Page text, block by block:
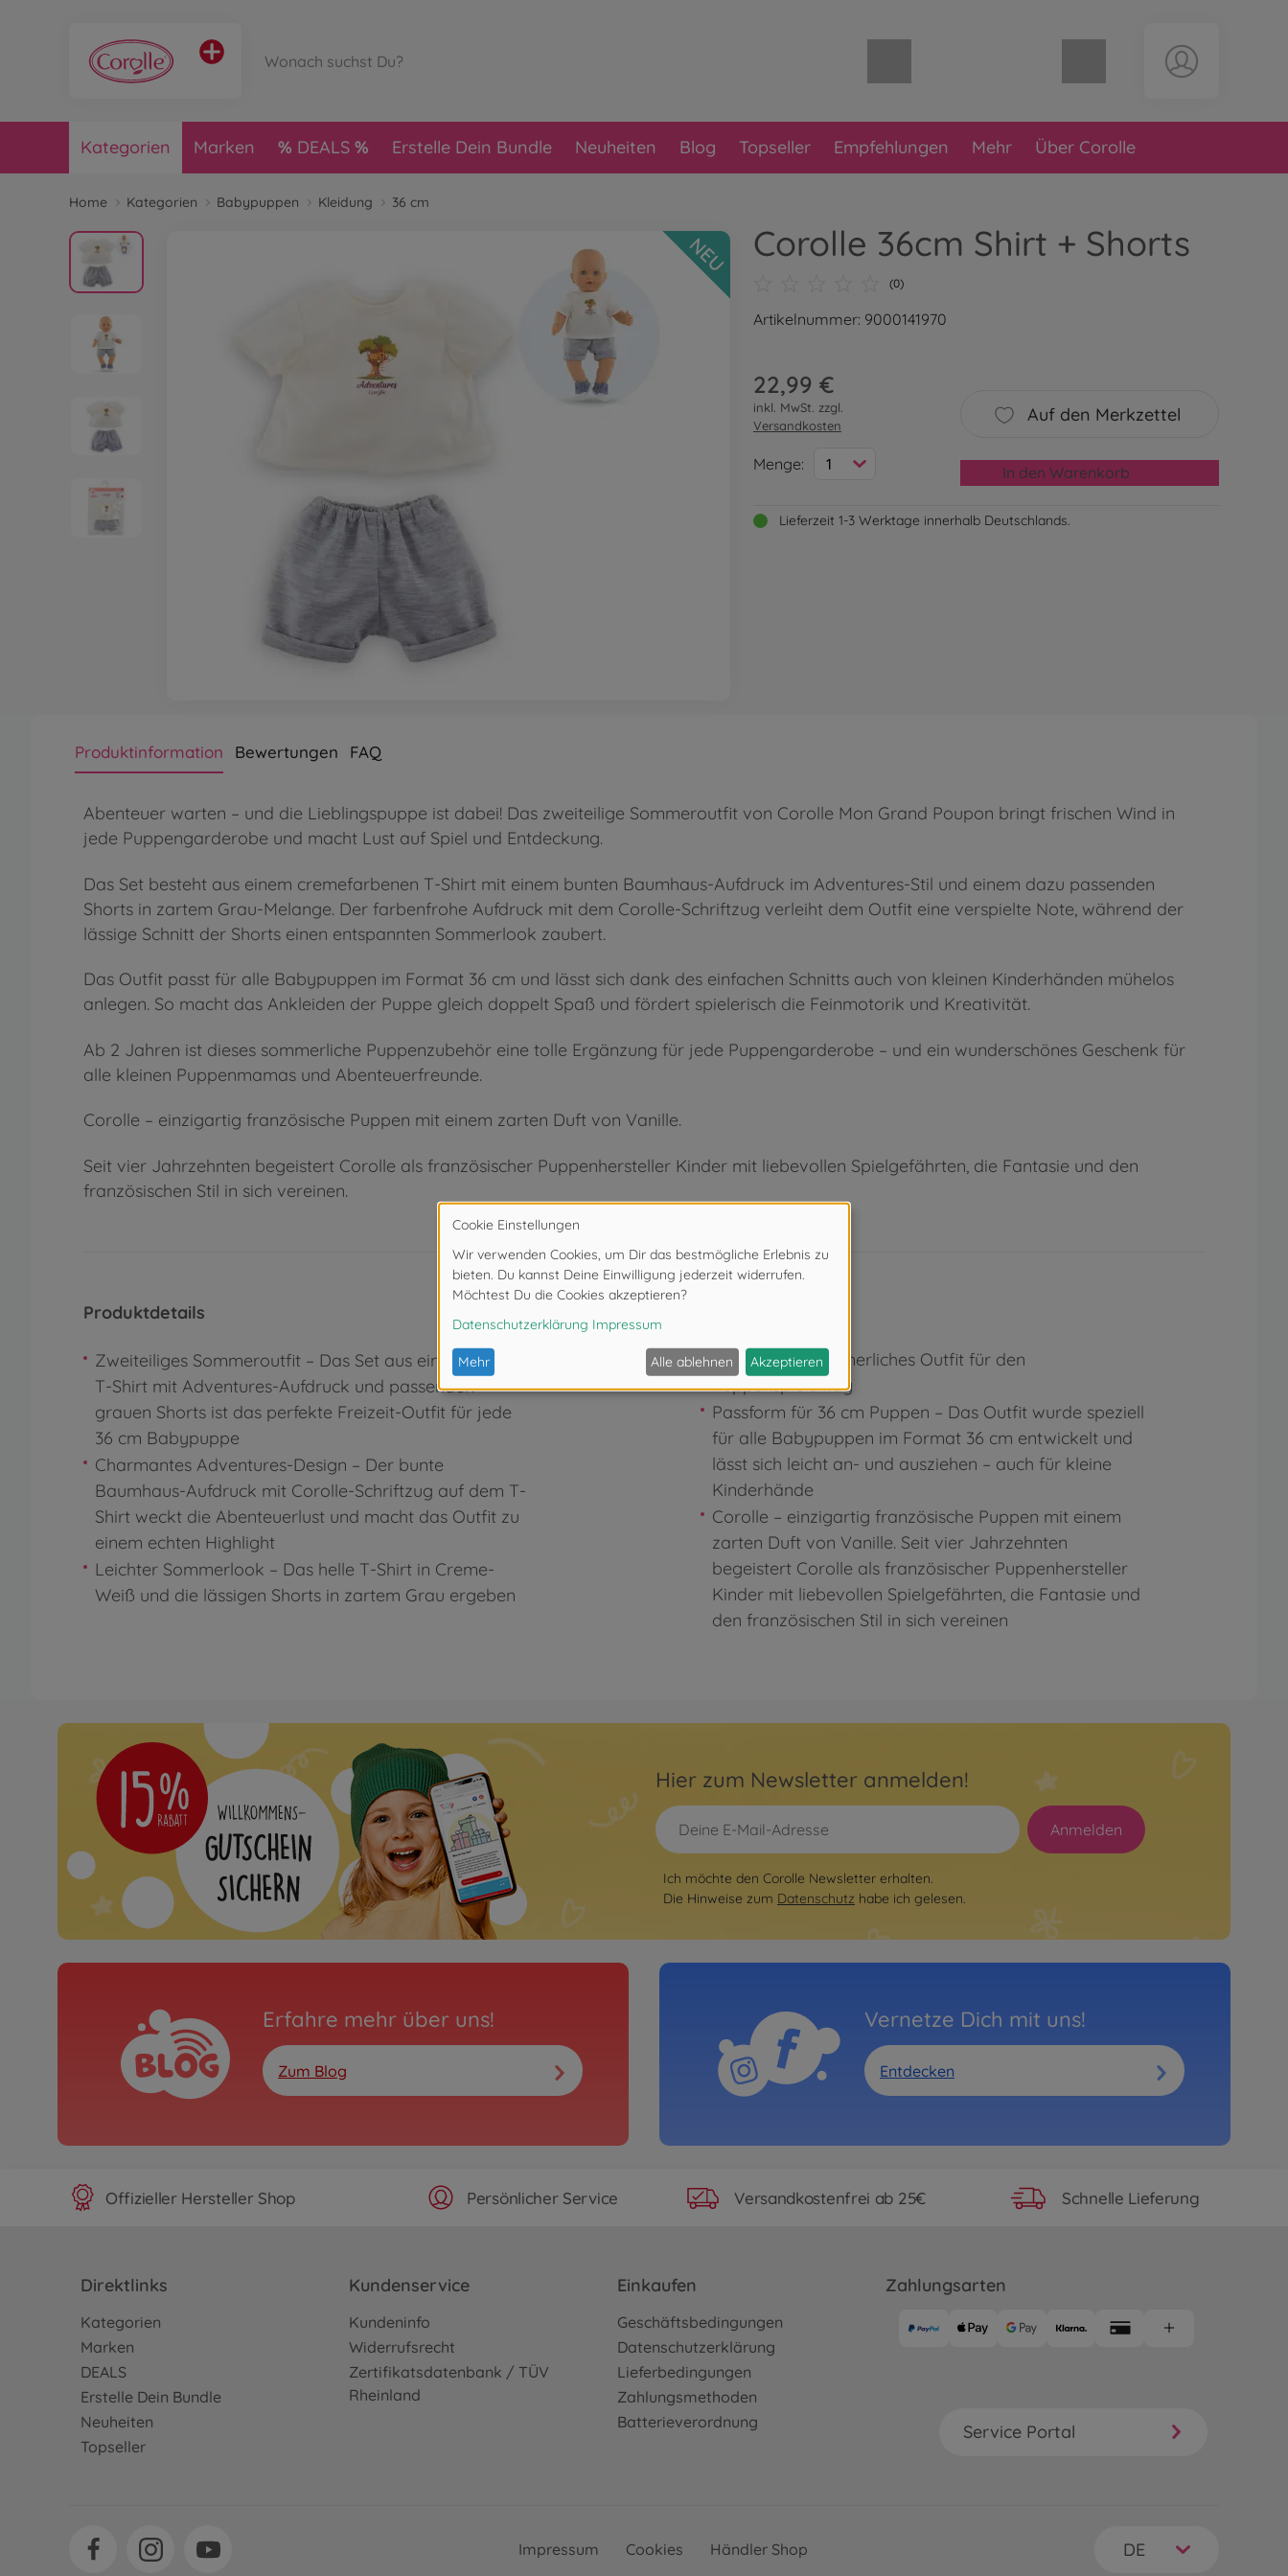
Warenkorb leer
Kategorien Marken DEALS Erstelle Dein Bundle Neuheiten Blog Topseller Empfehlungen Mehr Über Corolle
Home Kategorien Babypuppen Kleidung 36 cm
NEU Corolle 36cm Shirt + Shorts
(0)
Artikelnummer: 9000141970
22,99 €
inkl. MwSt. zzgl.
Versandkosten
Menge: 1
Auf den Merkzettel
In den Warenkorb
Lieferzeit 1-3 Werktage innerhalb Deutschlands.
Produktinformation Bewertungen FAQ
Abenteuer warten – und die Lieblingspuppe ist dabei! Das zweiteilige Sommeroutfit von Corolle Mon Grand Poupon bringt frischen Wind in
jede Puppengarderobe und macht Lust auf Spiel und Entdeckung.
Das Set besteht aus einem cremefarbenen T-Shirt mit einem bunten Baumhaus-Aufdruck im Adventures-Stil und einem dazu passenden
Shorts in zartem Grau-Melange. Der farbenfrohe Aufdruck mit dem Corolle-Schriftzug verleiht dem Outfit eine verspielte Note, während der
lässige Schnitt der Shorts einen entspannten Sommerlook zaubert.
Das Outfit passt für alle Babypuppen im Format 36 cm und lässt sich dank des einfachen Schnitts auch von kleinen Kinderhänden mühelos
anlegen. So macht das Ankleiden der Puppe gleich doppelt Spaß und fördert spielerisch die Feinmotorik und Kreativität.
Ab 2 Jahren ist dieses sommerliche Puppenzubehör eine tolle Ergänzung für jede Puppengarderobe – und ein wunderschönes Geschenk für
alle kleinen Puppenmamas und Abenteuerfreunde.
Corolle – einzigartig französische Puppen mit einem zarten Duft von Vanille.
Seit vier Jahrzehnten begeistert Corolle als französischer Puppenhersteller Kinder mit liebevollen Spielgefährten, die Fantasie und den
französischen Stil in sich vereinen.
Produktdetails
Zweiteiliges Sommeroutfit – Das Set aus einem weißen
T-Shirt mit Adventures-Aufdruck und passenden
grauen Shorts ist das perfekte Freizeit-Outfit für jede
36 cm Babypuppe
Charmantes Adventures-Design – Der bunte
Baumhaus-Aufdruck mit Corolle-Schriftzug auf dem T-
Shirt weckt die Abenteuerlust und macht das Outfit zu
einem echten Highlight
Leichter Sommerlook – Das helle T-Shirt in Creme-
Weiß und die lässigen Shorts in zartem Grau ergeben
ein frisches, sommerliches Outfit für den
Puppenspielalltag
Passform für 36 cm Puppen – Das Outfit wurde speziell
für alle Babypuppen im Format 36 cm entwickelt und
lässt sich leicht an- und ausziehen – auch für kleine
Kinderhände
Corolle – einzigartig französische Puppen mit einem
zarten Duft von Vanille. Seit vier Jahrzehnten
begeistert Corolle als französischer Puppenhersteller
Kinder mit liebevollen Spielgefährten, die Fantasie und
den französischen Stil in sich vereinen
Hier zum Newsletter anmelden!
Anmelden
Ich möchte den Corolle Newsletter erhalten.
Die Hinweise zum Datenschutz habe ich gelesen.
Erfahre mehr über uns!
Zum Blog
Vernetze Dich mit uns!
Entdecken
Offizieller Hersteller Shop Persönlicher Service Versandkostenfrei ab 25€ Schnelle Lieferung
Direktlinks
Kategorien
Marken
DEALS
Erstelle Dein Bundle
Neuheiten
Topseller
Kundenservice
Kundeninfo
Widerrufsrecht
Zertifikatsdatenbank / TÜV
Rheinland
Einkaufen
Geschäftsbedingungen
Datenschutzerklärung
Lieferbedingungen
Zahlungsmethoden
Batterieverordnung
Zahlungsarten
Service Portal
Impressum Cookies Händler Shop DE